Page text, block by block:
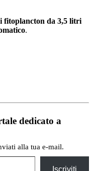
fitoplancton da 3,5 litri
.
dedicato a
alla tua e-mail.